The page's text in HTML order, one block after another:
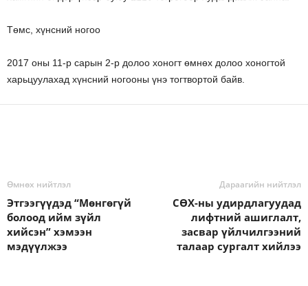
Төмс, хүнсний ногоо
2017 оны 11-р сарын 2-р долоо хоногт өмнөх долоо хоногтой
харьцуулахад хүнсний ногооны үнэ тогтвортой байв.
Өмнөх нийтлэл
Этгээгүүдэд “Мөнгөгүй
болоод ийм зүйл
хийсэн” хэмээн
мэдүүлжээ
Дараагийн нийтлэл
СӨХ-ны удирдлагуудад
лифтний ашиглалт,
засвар үйлчилгээний
талаар сургалт хийлээ